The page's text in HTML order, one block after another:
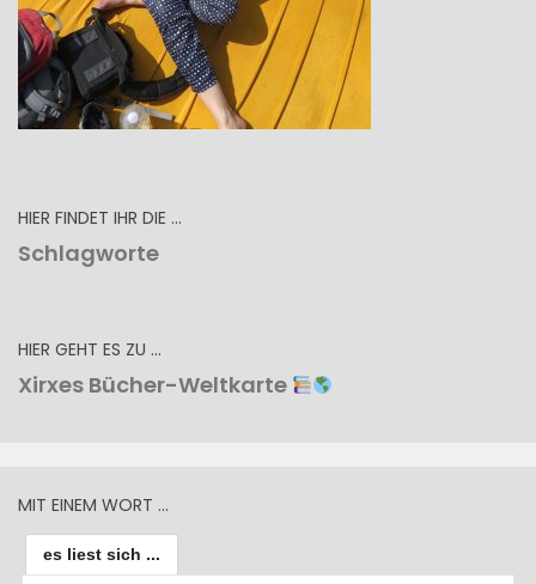
HIER FINDET IHR DIE …
Schlagworte
HIER GEHT ES ZU …
Xirxes Bücher-Weltkarte
MIT EINEM WORT …
es liest sich ...